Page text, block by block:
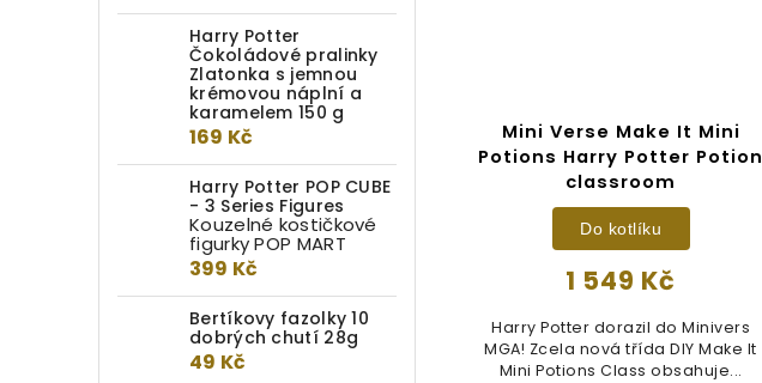
Harry Potter
Čokoládové pralinky
Zlatonka s jemnou
krémovou náplní a
karamelem 150 g
169 Kč
Harry Potter POP CUBE
- 3 Series Figures
Kouzelné kostičkové
figurky POP MART
399 Kč
Bertíkovy fazolky 10
dobrých chutí 28g
49 Kč
Figurka Lord Voldemort
399 Kč
Do kotlíku
nebezpečný, takže doufáme, že
jste připraveni použít ochranná...
Mini Verse Make It Mini
Potions Harry Potter Potion
classroom
1 549 Kč
Do kotlíku
Harry Potter dorazil do Minivers
MGA! Zcela nová třída DIY Make It
Mini Potions Class obsahuje...